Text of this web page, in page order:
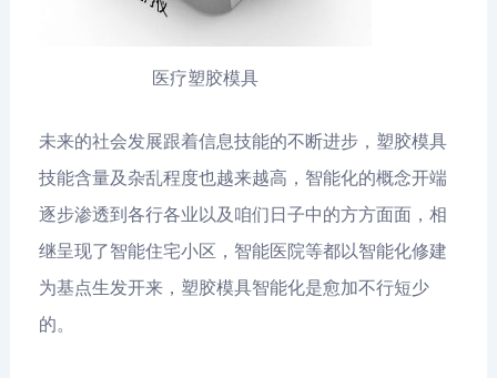
医疗塑胶模具
未来的社会发展跟着信息技能的不断进步，塑胶模具
技能含量及杂乱程度也越来越高，智能化的概念开端
逐步渗透到各行各业以及咱们日子中的方方面面，相
继呈现了智能住宅小区，智能医院等都以智能化修建
为基点生发开来，塑胶模具智能化是愈加不行短少
的。